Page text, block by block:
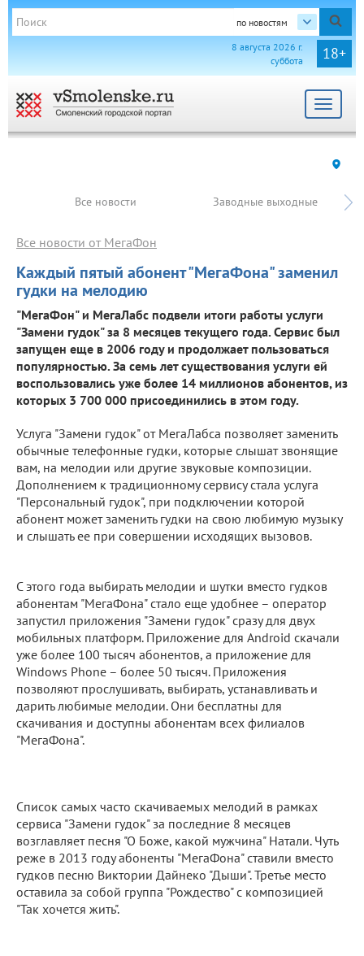
по новостям
18+
8 августа 2026 г.
суббота
Toggle
Все новости Заводные выходные
Каждый пятый абонент "МегаФона" заменил
гудки на мелодию
Все новости от МегаФон
"МегаФон" и МегаЛабс подвели итоги работы услуги
"Замени гудок" за 8 месяцев текущего года. Сервис был
запущен еще в 2006 году и продолжает пользоваться
популярностью. За семь лет существования услуги ей
воспользовались уже более 14 миллионов абонентов, из
которых 3 700 000 присоединились в этом году.
Услуга "Замени гудок" от МегаЛабса позволяет заменить
обычные телефонные гудки, которые слышат звонящие
вам, на мелодии или другие звуковые композиции.
Дополнением к традиционному сервису стала услуга
"Персональный гудок", при подключении которой
абонент может заменить гудки на свою любимую музыку
и слышать ее при совершении исходящих вызовов.
С этого года выбирать мелодии и шутки вместо гудков
абонентам "МегаФона" стало еще удобнее – оператор
запустил приложения "Замени гудок" сразу для двух
мобильных платформ. Приложение для Android скачали
уже более 100 тысяч абонентов, а приложение для
Windows Phone – более 50 тысяч. Приложения
позволяют прослушивать, выбирать, устанавливать и
дарить любимые мелодии. Они бесплатны для
скачивания и доступны абонентам всех филиалов
"МегаФона".
Список самых часто скачиваемых мелодий в рамках
сервиса "Замени гудок" за последние 8 месяцев
возглавляет песня "О Боже, какой мужчина" Натали. Чуть
реже в 2013 году абоненты "МегаФона" ставили вместо
гудков песню Виктории Дайнеко "Дыши". Третье место
оставила за собой группа "Рождество" с композицией
"Так хочется жить".